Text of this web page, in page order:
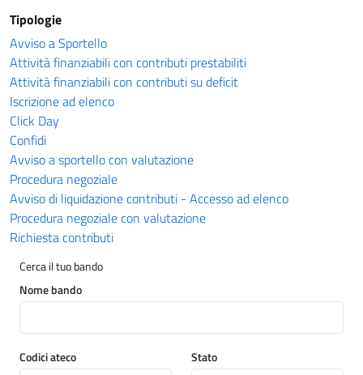
Tipologie
Avviso a Sportello
Attività finanziabili con contributi prestabiliti
Attività finanziabili con contributi su deficit
Iscrizione ad elenco
Click Day
Confidi
Avviso a sportello con valutazione
Procedura negoziale
Avviso di liquidazione contributi - Accesso ad elenco
Procedura negoziale con valutazione
Richiesta contributi
Cerca il tuo bando
Nome bando
Codici ateco Stato